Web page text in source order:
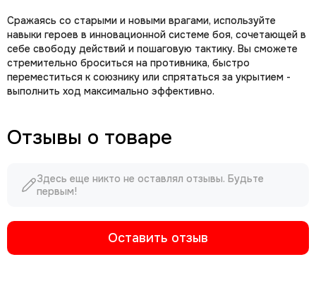
Сражаясь со старыми и новыми врагами, используйте
навыки героев в инновационной системе боя, сочетающей в
себе свободу действий и пошаговую тактику. Вы сможете
стремительно броситься на противника, быстро
переместиться к союзнику или спрятаться за укрытием -
выполнить ход максимально эффективно.
Отзывы о товаре
Здесь еще никто не оставлял отзывы. Будьте
первым!
Оставить отзыв